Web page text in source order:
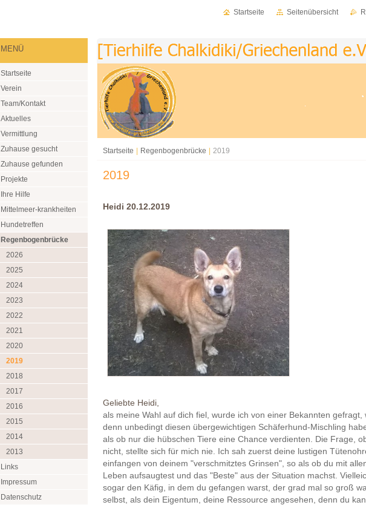
Startseite Regenbogenbrücke 2019
2019
Heidi 20.12.2019
Geliebte Heidi,
als meine Wahl auf dich fiel, wurde ich von einer Bekannten gefragt,
denn unbedingt diesen übergewichtigen Schäferhund-Mischling
als ob nur die hübschen Tiere eine Chance verdienten. Die Frage,
nicht, stellte sich für mich nie. Ich sah zuerst deine lustigen
einfangen von deinem "verschmitztes Grinsen", so als ob du mit
Leben aufsaugtest und das "Beste" aus der Situation machst.
sogar den Käfig, in dem du gefangen warst, der grad mal so groß
selbst, als dein Eigentum, deine Ressource angesehen, denn du
MENÜ
Startseite
Verein
Team/Kontakt
Aktuelles
Vermittlung
Zuhause gesucht
Zuhause gefunden
Projekte
Ihre Hilfe
Mittelmeer-krankheiten
Hundetreffen
Regenbogenbrücke
2026
2025
2024
2023
2022
2021
2020
2019
2018
2017
2016
2015
2014
2013
Links
Impressum
Datenschutz
Startseite Seitenübersicht